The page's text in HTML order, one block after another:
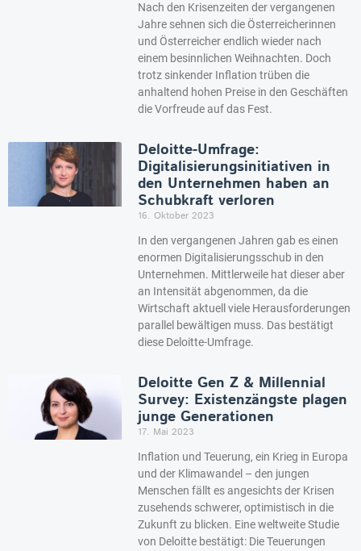
Nach den Krisenzeiten der vergangenen
Jahre sehnen sich die Österreicherinnen
und Österreicher endlich wieder nach
einem besinnlichen Weihnachten. Doch
trotz sinkender Inflation trüben die
anhaltend hohen Preise in den Geschäften
die Vorfreude auf das Fest.
Deloitte-Umfrage:
Digitalisierungsinitiativen in
den Unternehmen haben an
Schubkraft verloren
16. Oktober 2023
In den vergangenen Jahren gab es einen
enormen Digitalisierungsschub in den
Unternehmen. Mittlerweile hat dieser aber
an Intensität abgenommen, da die
Wirtschaft aktuell viele Herausforderungen
parallel bewältigen muss. Das bestätigt
diese Deloitte-Umfrage.
Deloitte Gen Z & Millennial
Survey: Existenzängste plagen
junge Generationen
17. Mai 2023
Inflation und Teuerung, ein Krieg in Europa
und der Klimawandel – den jungen
Menschen fällt es angesichts der Krisen
zusehends schwerer, optimistisch in die
Zukunft zu blicken. Eine weltweite Studie
von Deloitte bestätigt: Die Teuerungen